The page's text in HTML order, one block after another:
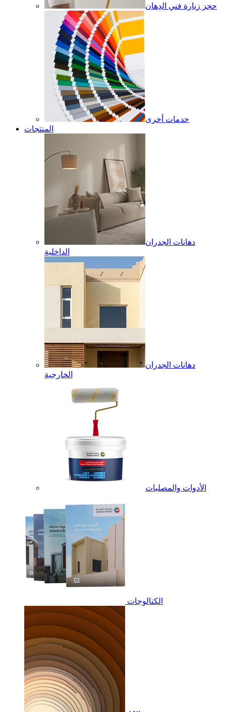
حجز زيارة فني الدِهان
خدمات أخرى
المنتجات
دهانات الجدران
الداخلية
دهانات الجدران
الخارجية
الأدوات والمصلبات
الكتالوجات